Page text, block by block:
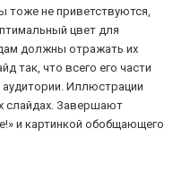
не приветствуются,
цвет для
должны отражать их
так, что всего его части
Иллюстрации
слайдах. Завершают
и картинкой обобщающего